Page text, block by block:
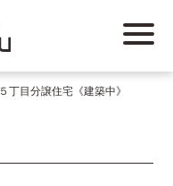
丁目分譲住宅《建築中》